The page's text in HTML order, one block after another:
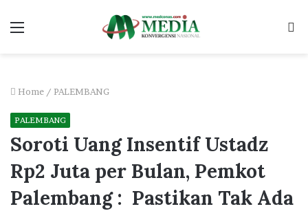
Menu
Home / PALEMBANG
PALEMBANG
Soroti Uang Insentif Ustadz
Rp2 Juta per Bulan, Pemkot
Palembang : Pastikan Tak Ada